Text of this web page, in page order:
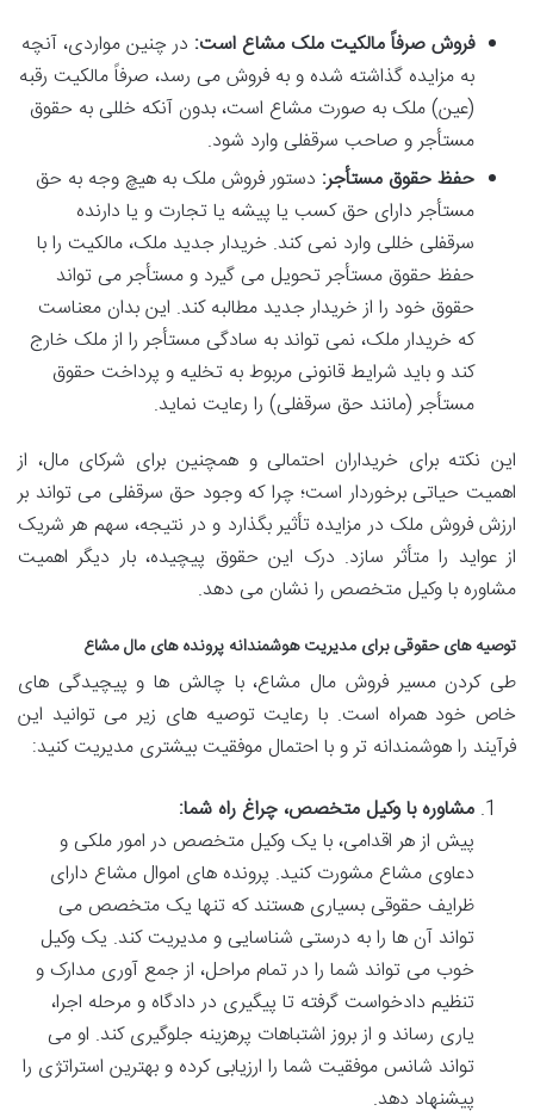
فروش صرفاً مالکیت ملک مشاع است: در چنین مواردی، آنچه
به مزایده گذاشته شده و به فروش می رسد، صرفاً مالکیت رقبه
(عین) ملک به صورت مشاع است، بدون آنکه خللی به حقوق
مستأجر و صاحب سرقفلی وارد شود.
حفظ حقوق مستأجر: دستور فروش ملک به هیچ وجه به حق
مستأجر دارای حق کسب یا پیشه یا تجارت و یا دارنده
سرقفلی خللی وارد نمی کند. خریدار جدید ملک، مالکیت را با
حفظ حقوق مستأجر تحویل می گیرد و مستأجر می تواند
حقوق خود را از خریدار جدید مطالبه کند. این بدان معناست
که خریدار ملک، نمی تواند به سادگی مستأجر را از ملک خارج
کند و باید شرایط قانونی مربوط به تخلیه و پرداخت حقوق
مستأجر (مانند حق سرقفلی) را رعایت نماید.
این نکته برای خریداران احتمالی و همچنین برای شرکای مال، از
اهمیت حیاتی برخوردار است؛ چرا که وجود حق سرقفلی می تواند بر
ارزش فروش ملک در مزایده تأثیر بگذارد و در نتیجه، سهم هر شریک
از عواید را متأثر سازد. درک این حقوق پیچیده، بار دیگر اهمیت
مشاوره با وکیل متخصص را نشان می دهد.
توصیه های حقوقی برای مدیریت هوشمندانه پرونده های مال مشاع
طی کردن مسیر فروش مال مشاع، با چالش ها و پیچیدگی های
خاص خود همراه است. با رعایت توصیه های زیر می توانید این
فرآیند را هوشمندانه تر و با احتمال موفقیت بیشتری مدیریت کنید:
مشاوره با وکیل متخصص، چراغ راه شما:
پیش از هر اقدامی، با یک وکیل متخصص در امور ملکی و
دعاوی مشاع مشورت کنید. پرونده های اموال مشاع دارای
ظرایف حقوقی بسیاری هستند که تنها یک متخصص می
تواند آن ها را به درستی شناسایی و مدیریت کند. یک وکیل
خوب می تواند شما را در تمام مراحل، از جمع آوری مدارک و
تنظیم دادخواست گرفته تا پیگیری در دادگاه و مرحله اجرا،
یاری رساند و از بروز اشتباهات پرهزینه جلوگیری کند. او می
تواند شانس موفقیت شما را ارزیابی کرده و بهترین استراتژی را
پیشنهاد دهد.